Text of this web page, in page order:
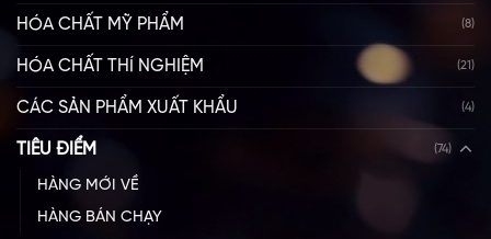
HÓA CHẤT MỸ PHẨM (8)
HÓA CHẤT THÍ NGHIỆM (21)
CÁC SẢN PHẨM XUẤT KHẨU (4)
TIÊU ĐIỂM (74)
HÀNG MỚI VỀ
HÀNG BÁN CHẠY